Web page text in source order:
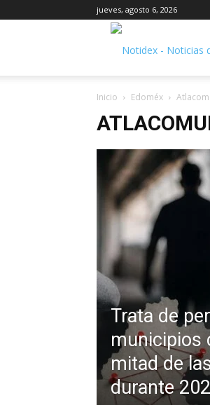
jueves, agosto 6, 2026
Inicio Edoméx
Trata de
municipios
mitad de
durante